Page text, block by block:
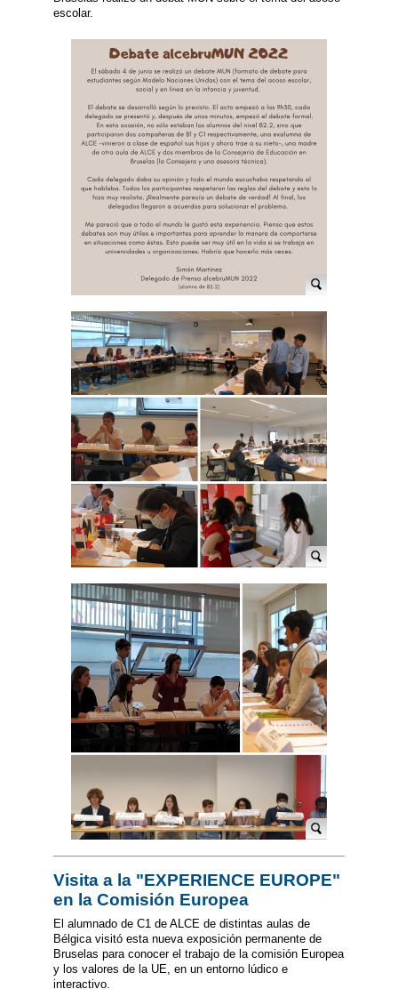
escolar.
Visita a la "EXPERIENCE EUROPE"
en la Comisión Europea
El alumnado de C1 de ALCE de distintas aulas de
Bélgica visitó esta nueva exposición permanente de
Bruselas para conocer el trabajo de la comisión Europea
y los valores de la UE, en un entorno lúdico e
interactivo.